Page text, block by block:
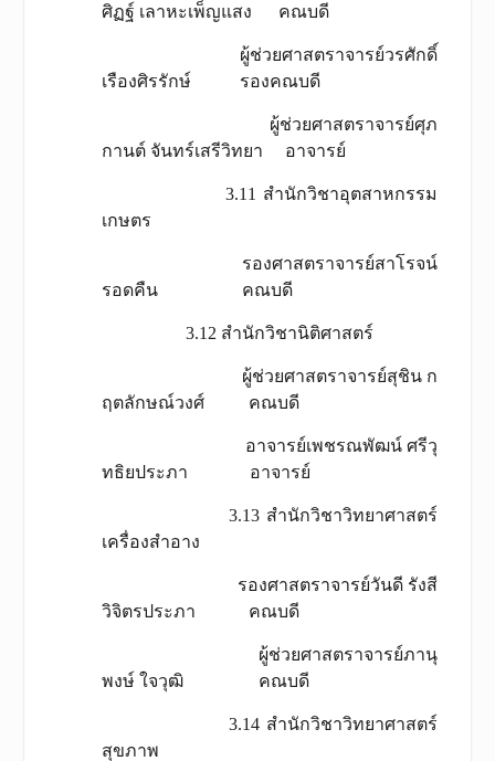
ศิฏฐ์ เลาหะเพ็ญแสง คณบดี
ผู้ช่วยศาสตราจารย์วรศักดิ์
เรืองศิรรักษ์ รองคณบดี
ผู้ช่วยศาสตราจารย์ศุภ
กานต์ จันทร์เสรีวิทยา อาจารย์
3.11 สำนักวิชาอุตสาหกรรม
เกษตร
รองศาสตราจารย์สาโรจน์
รอดคืน คณบดี
3.12 สำนักวิชานิติศาสตร์
ผู้ช่วยศาสตราจารย์สุชิน ก
ฤตลักษณ์วงศ์ คณบดี
อาจารย์เพชรณพัฒน์ ศรีวุ
ทธิยประภา อาจารย์
3.13 สำนักวิชาวิทยาศาสตร์
เครื่องสำอาง
รองศาสตราจารย์วันดี รังสี
วิจิตรประภา คณบดี
ผู้ช่วยศาสตราจารย์ภานุ
พงษ์ ใจวุฒิ คณบดี
3.14 สำนักวิชาวิทยาศาสตร์
สุขภาพ